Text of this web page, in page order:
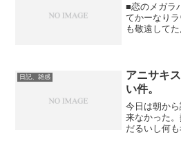
■恋のメガラ
てかーなり
も敬遠して
じだったの
日記、雑感
アニサキ
い件。
今日は朝か
来なかった
だるいし何